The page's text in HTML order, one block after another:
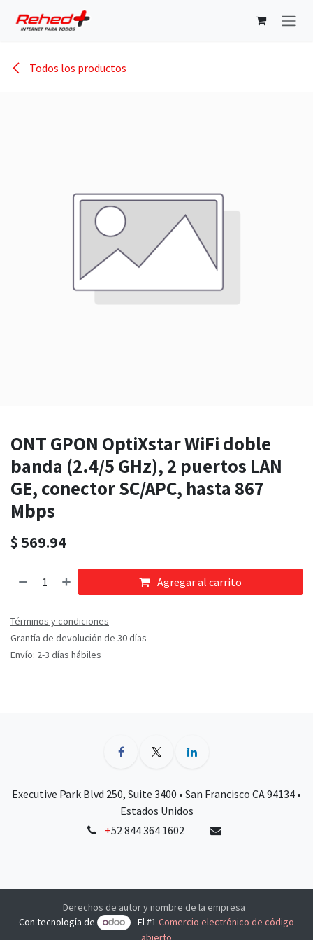
Todos los productos
ONT GPON OptiXstar WiFi doble
banda (2.4/5 GHz), 2 puertos LAN
GE, conector SC/APC, hasta 867
Mbps
$ 569.94
Agregar al carrito
Términos y condiciones
Grantía de devolución de 30 días
Envío: 2-3 días hábiles
Executive Park Blvd 250, Suite 3400 • San Francisco CA 94134 •
Estados Unidos
+52 844 364 1602
Derechos de autor y nombre de la empresa
Con tecnología de
- El #1Comercio electrónico de código
abierto